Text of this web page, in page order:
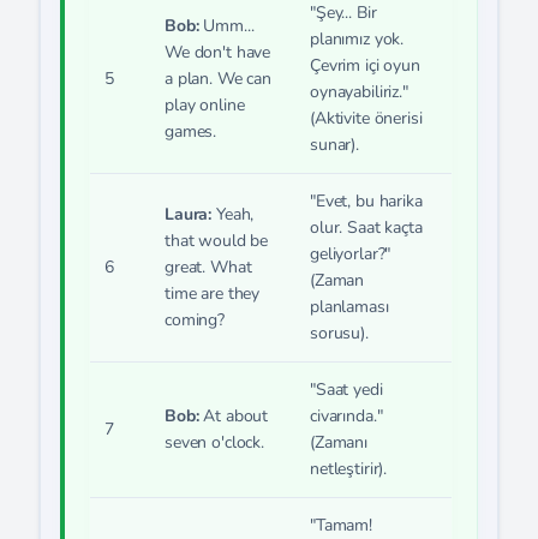
5
Bob:Umm...
We don't have
a plan. We can
play online
games.
"Şey... Bir
planımız yok.
Çevrim içi oyun
oynayabiliriz."
(Aktivite önerisi
sunar).
6
Laura: Yeah,
that would be
great. What
time are they
coming?
"Evet, bu harika
olur. Saat kaçta
geliyorlar?"
(Zaman
planlaması
sorusu).
7
Bob:At about
seven o'clock.
"Saat yedi
civarında."
(Zamanı
netleştirir).
"Tamam!